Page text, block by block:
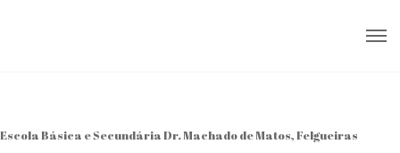
Escola Básica e Secundária Dr. Machado de Matos, Felgueiras